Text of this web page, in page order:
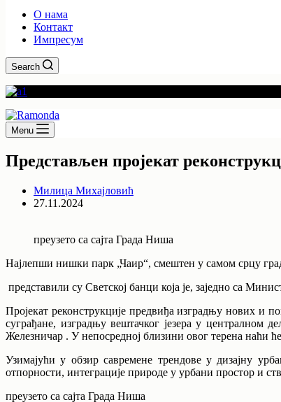
О нама
Контакт
Импресум
Search
Menu
Представљен пројекат
Милица Михајловић
27.11.2024
преузето са сајта Града Ниша
Најлепши нишки парк „Чаир“, смештен у самом срцу
представили су Светској банци која је, заједно са
Пројекат реконструкције предвиђа изградњу нових и
суграђане, изградњу вештачког језера у централном
Железничар . У непосредној близини овог терена наћи
Узимајући у обзир савремене трендове у дизајну
отпорности, интеграције природе у урбани простор и
преузето са сајта Града Ниша